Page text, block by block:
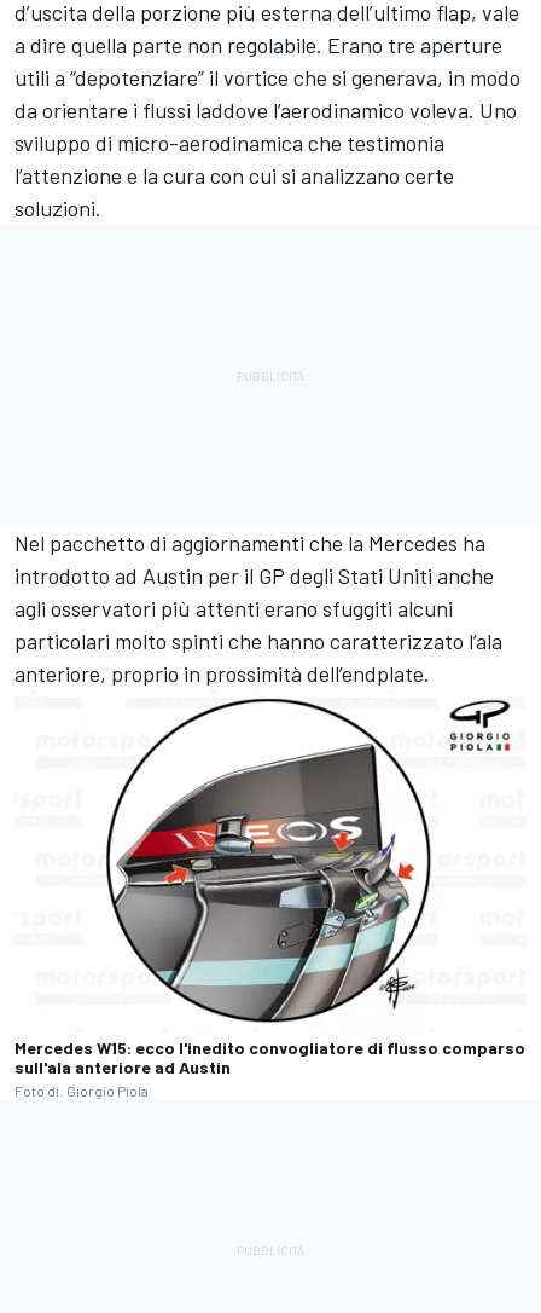
d’uscita della porzione più esterna dell’ultimo flap, vale
a dire quella parte non regolabile. Erano tre aperture
utili a “depotenziare” il vortice che si generava, in modo
da orientare i flussi laddove l’aerodinamico voleva. Uno
sviluppo di micro-aerodinamica che testimonia
l’attenzione e la cura con cui si analizzano certe
soluzioni.
Nel pacchetto di aggiornamenti che la Mercedes ha
introdotto ad Austin per il GP degli Stati Uniti anche
agli osservatori più attenti erano sfuggiti alcuni
particolari molto spinti che hanno caratterizzato l’ala
anteriore, proprio in prossimità dell’endplate.
Mercedes W15: ecco l'inedito convogliatore di flusso comparso
sull'ala anteriore ad Austin
Foto di: Giorgio Piola